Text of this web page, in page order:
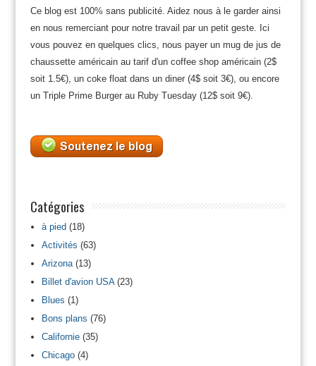
Ce blog est 100% sans publicité. Aidez nous à le garder ainsi
en nous remerciant pour notre travail par un petit geste. Ici
vous pouvez en quelques clics, nous payer un mug de jus de
chaussette américain au tarif d'un coffee shop américain (2$
soit 1.5€), un coke float dans un diner (4$ soit 3€), ou encore
un Triple Prime Burger au Ruby Tuesday (12$ soit 9€).
Catégories
à pied(18)
Activités (63)
Arizona(13)
Billet d'avion USA(23)
Blues (1)
Bons plans (76)
Californie(35)
Chicago(4)